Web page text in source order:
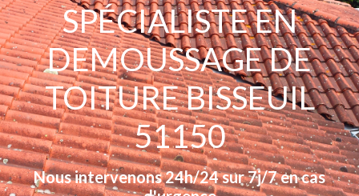
SPÉCIALISTE EN
DEMOUSSAGE DE
TOITURE BISSEUIL
51150
Nous intervenons 24h/24 sur 7j/7 en cas